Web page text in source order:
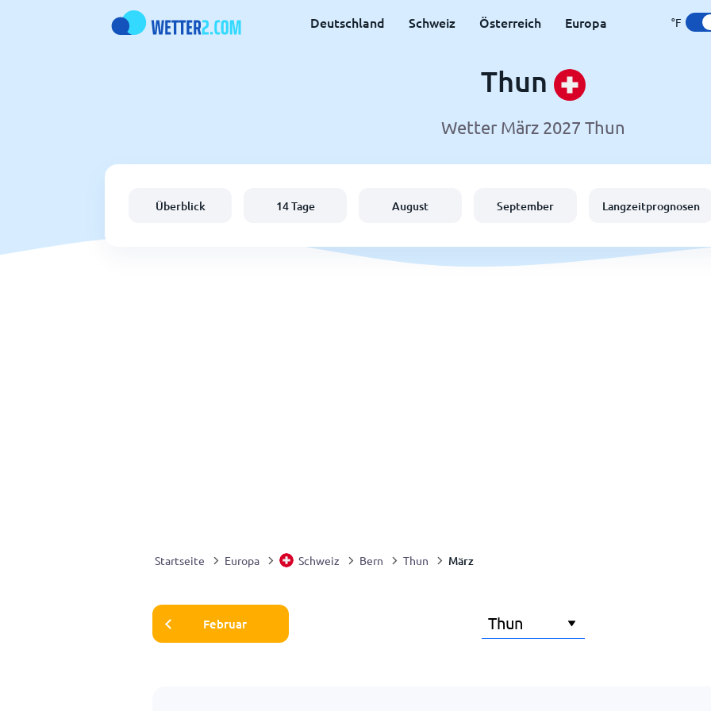
Deutschland Schweiz Österreich Europa °F
Thun
Wetter März 2027 Thun
Überblick 14 Tage August September Langzeitprognosen
Startseite Europa Schweiz Bern Thun März
Februar